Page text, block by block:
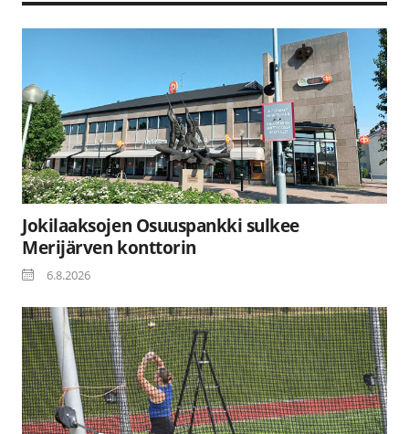
Jokilaaksojen Osuuspankki sulkee
Merijärven konttorin
6.8.2026